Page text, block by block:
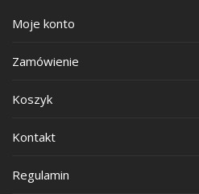
Moje konto
Zamówienie
Koszyk
Kontakt
Regulamin